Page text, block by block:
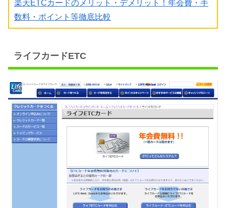
楽天ETCカードのメリット・デメリット！年会費・手
数料・ポイント等徹底比較
ライフカードETC